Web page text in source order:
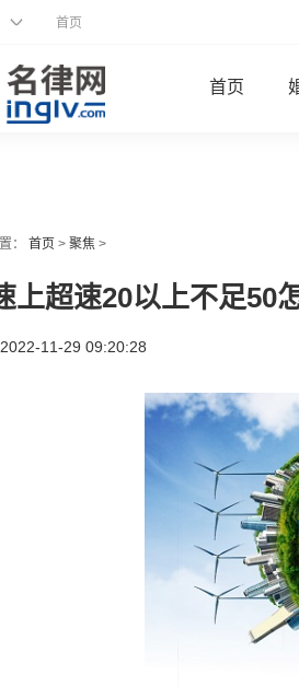
首页
首页
： 首页 > 聚焦 >
上超速20以上不足50
2022-11-29 09:20:28